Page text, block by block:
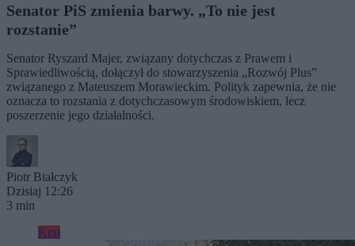
Senator PiS zmienia barwy. „To nie jest
rozstanie”
Senator Ryszard Majer, związany dotychczas z Prawem i
Sprawiedliwością, dołączył do stowarzyszenia „Rozwój Plus”
związanego z Mateuszem Morawieckim. Polityk zapewnia, że nie
oznacza to rozstania z dotychczasowym środowiskiem, lecz
poszerzenie jego działalności.
Piotr Białczyk
Dzisiaj 12:26
3 min
Kraj